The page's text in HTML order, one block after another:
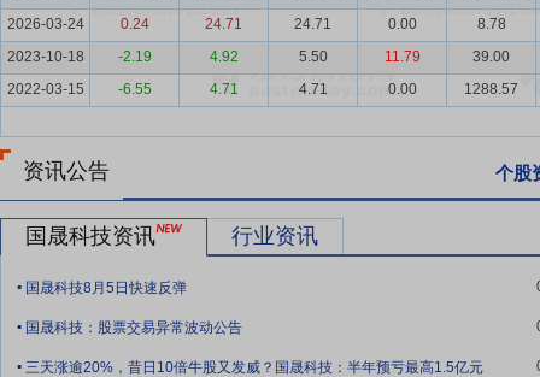
护、园林景观设计、工程施工一体化经营的全产业链业务模式。园林
世界园艺博览会园区公共绿化景观一期园林绿化工程、北京世园会万
路等公共绿地的景观规划与设计，以及主题园馆、室内植物造景、生
要点5：光伏行业
随着政策体系持续完善，国内光伏产业保持快速
中，集中式光伏新增1.64亿千瓦，分布式光伏新增1.53亿千瓦。截至
瓦，分布式光伏5.3亿千瓦。2025年全国光伏发电量1.17万亿千瓦时
瓦，占比达到47.3%，历史性超过火电。同时，全球光伏产业增长趋
告预测，2030年，全球光伏发电量将达到总发电量的13%，光伏装
8.5TW（8500GW）。
2026-03-24 0.24 24.71 24.71 0.00
8.78
2023-10-18
-2.19 4.92 5.50 11.79
39.00
2022-03-15
-6.55 4.71 4.71 0.00 1288.57
资讯公告 个股
国晟科技资讯 行业资讯
. 国晟科技8月5日快速反弹
. 国晟科技：股票交易异常波动公告
. 三天涨逾20%，昔日10倍牛股又发威？国晟科技：半年预亏最高1.5亿元